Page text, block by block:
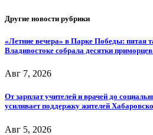
Другие новости рубрики
«Летние вечера» в Парке Победы: пятая
Владивостоке собрала десятки
Авг 7, 2026
От зарплат учителей и врачей до
усиливает поддержку жителей
Авг 5, 2026